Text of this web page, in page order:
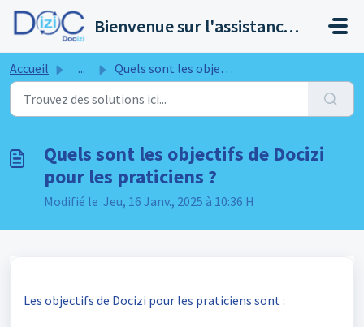
Passer au contenu principal
Bienvenue sur l'assistance de Docizi
Accueil ... Quels sont les objectifs de Docizi pour les praticiens ?
Quels sont les objectifs de Docizi
pour les praticiens ?
Modifié le Jeu, 16 Janv., 2025 à 10:36 H
Les objectifs de Docizi pour les praticiens sont :